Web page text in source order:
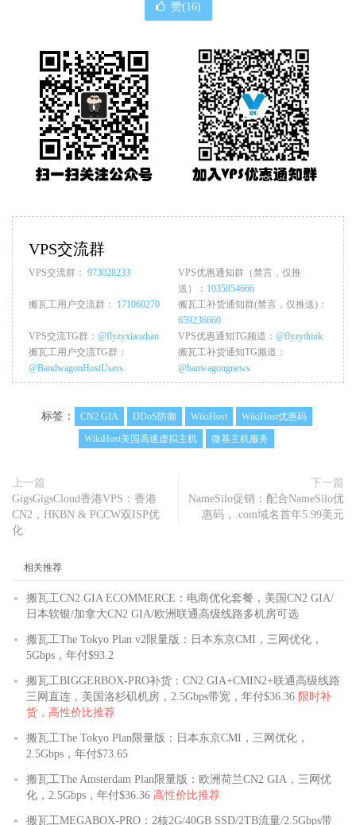
赞(16)
VPS交流群
VPS交流群： 973028233
VPS优惠通知群（禁言，仅推
送）： 1035854666
搬瓦工用户交流群： 171060270
搬瓦工补货通知群(禁言，仅推送)：
659236660
VPS交流TG群： @flyzyxiaozhan VPS优惠通知TG频道： @flyzythink
搬瓦工用户交流TG群：
@BandwagonHostUsers
搬瓦工补货通知TG频道：
@banwagongnews
标签： CN2 GIA DDoS防御 WikiHost
WikiHost优惠码
WikiHost美国高速虚拟主机
微基主机服务
上一篇
GigsGigsCloud香港VPS：香港
CN2，HKBN & PCCW双ISP优
化
下一篇
NameSilo促销：配合NameSilo优
惠码，.com域名首年5.99美元
相关推荐
搬瓦工CN2 GIA ECOMMERCE：电商优化套餐，美国CN2 GIA/
日本软银/加拿大CN2 GIA/欧洲联通高级线路多机房可选
搬瓦工The Tokyo Plan v2限量版：日本东京CMI，三网优化，
5Gbps，年付$93.2
搬瓦工BIGGERBOX-PRO补货：CN2 GIA+CMIN2+联通高级线路
三网直连，美国洛杉矶机房，2.5Gbps带宽，年付$36.36 限时补
货，高性价比推荐
搬瓦工The Tokyo Plan限量版：日本东京CMI，三网优化，
2.5Gbps，年付$73.65
搬瓦工The Amsterdam Plan限量版：欧洲荷兰CN2 GIA，三网优
化，2.5Gbps，年付$36.36 高性价比推荐
搬瓦工MEGABOX-PRO：2核2G/40GB SSD/2TB流量/2.5Gbps带